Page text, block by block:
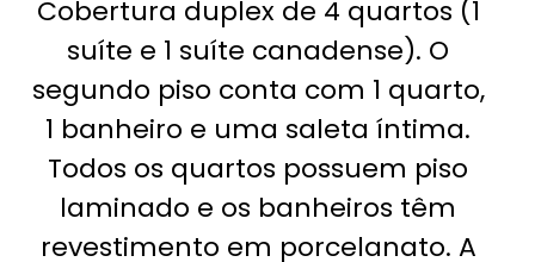
Cobertura duplex de 4 quartos (1
suíte e 1 suíte canadense). O
segundo piso conta com 1 quarto,
1 banheiro e uma saleta íntima.
Todos os quartos possuem piso
laminado e os banheiros têm
revestimento em porcelanato. A